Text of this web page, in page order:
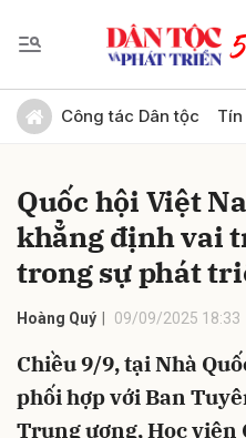
Công tác Dân tộc
Quốc hội Việt
khẳng định vai
trong sự phát
Hoàng Quý 09/09/2025 18:33
Chiều 9/9, tại Nhà
phối hợp với Ban
Trung ương, Học viện
Gửi bình luận